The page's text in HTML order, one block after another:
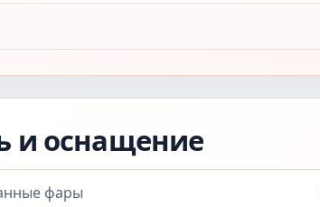
и оснащение
фары